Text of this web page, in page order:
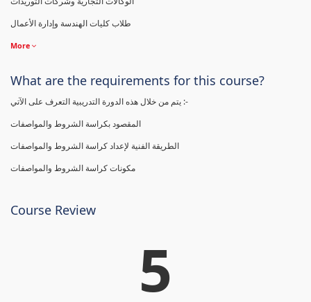
طلاب كليات الهندسة وإدارة الأعمال
More
What are the requirements for this course?
يتم من خلال هذه الدورة التدريبية التعرف على الآتي :-
المقصود بكراسة الشروط والمواصفات
الطريقة الفنية لإعداد كراسة الشروط والمواصفات
مكونات كراسة الشروط والمواصفات
Course Review
5